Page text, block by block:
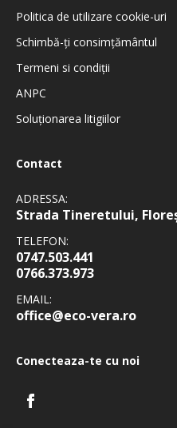
Politica de utilizare cookie-uri
Schimbă-ți consimțământul
Termeni si condiţii
ANPC
Soluționarea litigiilor
Contact
ADRESSA:
Strada Tineretului,
TELEFON:
0747.503.441
0766.373.973
EMAIL:
office@eco-vera.ro
Conecteaza-te cu noi